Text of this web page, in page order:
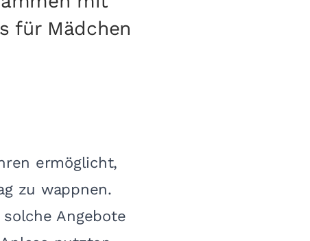
für Mädchen
ermöglicht,
zu wappnen.
Angebote